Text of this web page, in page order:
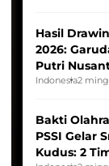
Hasil
2026:
Putri
Indonesia2
Bakti
PSSI Gelar
Kudus: 2